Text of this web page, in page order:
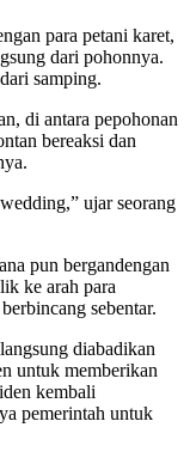
para petani karet,
dari pohonnya.
samping.
di antara pepohonan
bereaksi dan
ujar seorang
pun bergandengan
ke arah para
sebentar.
diabadikan
untuk memberikan
kembali
pemerintah untuk